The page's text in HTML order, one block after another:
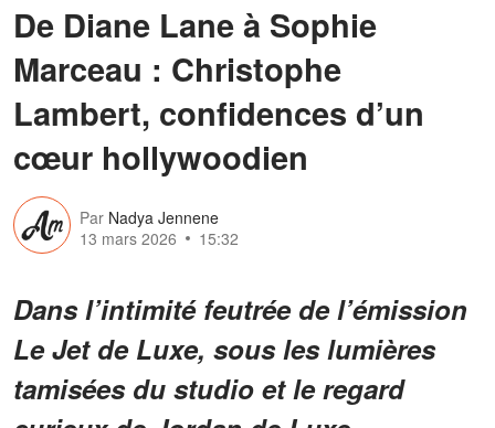
De Diane Lane à Sophie
Marceau : Christophe
Lambert, confidences d’un
cœur hollywoodien
Par Nadya Jennene
13 mars 2026
15:32
Dans l’intimité feutrée de l’émission
Le Jet de Luxe, sous les lumières
tamisées du studio et le regard